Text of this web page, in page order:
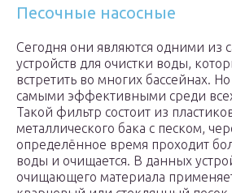
Песочные насосные
Сегодня они являются одними из
устройств для очистки воды,
встретить во многих бассейнах.
самыми эффективными среди
Такой фильтр состоит из
металлического бака с песком,
определённое время проходит
воды и очищается. В данных
очищающего материала